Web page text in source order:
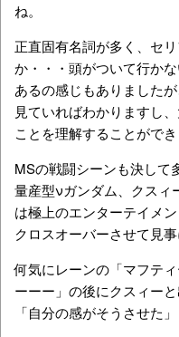
ね。
正直固有名詞が多く、セ
か・・・頭がついて行か
あるの感じもありました
見ていればわかりますし
ことを理解することができ
MSの戦闘シーンも決して
量産型νガンダム、クスィ
は極上のエンターテイメ
クロスオーバーさせて見
何気にレーンの「マフテ
ーーー」の後にクスィー
「自分の感がそうさせた